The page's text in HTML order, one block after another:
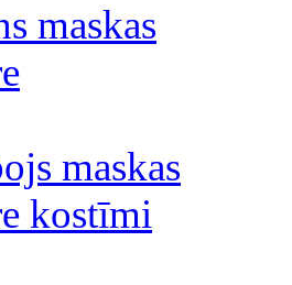
maskas
maskas
kostīmi